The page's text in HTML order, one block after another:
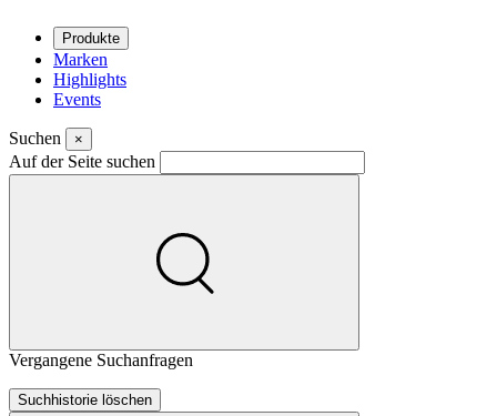
Produkte
Marken
Highlights
Events
Suchen ×
Auf der Seite suchen
Vergangene Suchanfragen
Suchhistorie löschen